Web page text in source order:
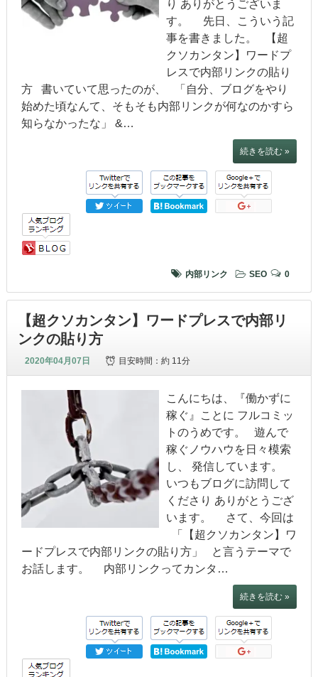
り ありがとうございま
す。 先日、こういう記
事を書きました。 【超
クソカンタン】ワードプ
レスで内部リンクの貼り
方 書いていて思ったのが、 「自分、ブログをやり
始めた頃なんて、そもそも内部リンクが何なのかすら
知らなかったな」 &…
続きを読む »
内部リンク SEO 0
【超クソカンタン】ワードプレスで内部リ
ンクの貼り方
2020年04月07日 目安時間：約 11分
こんにちは、『働かずに
稼ぐ』ことに フルコミッ
トのうめです。 遊んで
稼ぐノウハウを日々模索
し、 発信しています。
いつもブログに訪問して
くださり ありがとうござ
います。 さて、今回は
「【超クソカンタン】ワ
ードプレスで内部リンクの貼り方」 と言うテーマで
お話します。 内部リンクってカンタ…
続きを読む »